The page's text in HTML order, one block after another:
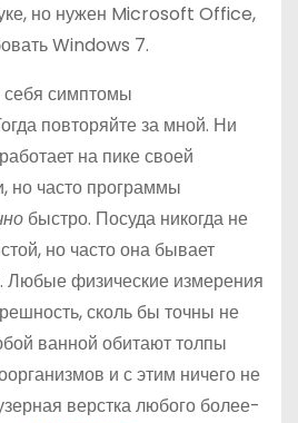
но нужен Microsoft Office,
Windows 7.
симптомы
повторяйте за мной. Ни
на пике своей
но часто программы
быстро. Посуда никогда не
но часто она бывает
Любые физические измерения
сколь бы точны не
ванной обитают толпы
и с этим ничего не
верстка любого более-